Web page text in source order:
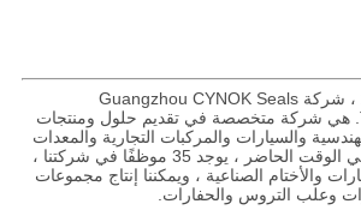
تأسست في عام 2008 ، شركة Guangzhou CYNOK Seals
Technology Co. ، Ltd. هي شركة متخصصة في تقديم حلول ومنتجات
والسيارات والمركبات التجارية والمعدات
الهيدروليكية الصناعية.في الوقت الحاضر ، يوجد 35 موظفًا في شركتنا ،
والأختام الصناعية ، ويمكننا إنتاج مجموعات
وعلب التروس والحفارات.